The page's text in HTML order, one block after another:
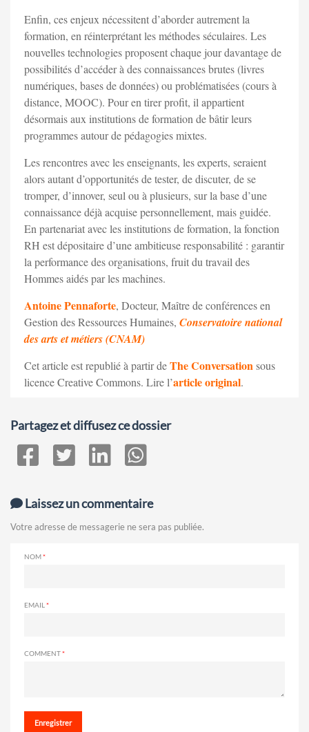
Enfin, ces enjeux nécessitent d’aborder autrement la
formation, en réinterprétant les méthodes séculaires. Les
nouvelles technologies proposent chaque jour davantage de
possibilités d’accéder à des connaissances brutes (livres
numériques, bases de données) ou problématisées (cours à
distance, MOOC). Pour en tirer profit, il appartient
désormais aux institutions de formation de bâtir leurs
programmes autour de pédagogies mixtes.
Les rencontres avec les enseignants, les experts, seraient
alors autant d’opportunités de tester, de discuter, de se
tromper, d’innover, seul ou à plusieurs, sur la base d’une
connaissance déjà acquise personnellement, mais guidée.
En partenariat avec les institutions de formation, la fonction
RH est dépositaire d’une ambitieuse responsabilité : garantir
la performance des organisations, fruit du travail des
Hommes aidés par les machines.
Antoine Pennaforte, Docteur, Maître de conférences en
Gestion des Ressources Humaines, Conservatoire national
des arts et métiers (CNAM)
Cet article est republié à partir deThe Conversationsous
licence Creative Commons. Lire l’article original.
Partagez et diffusez ce dossier
Laissez un commentaire
Votre adresse de messagerie ne sera pas publiée.
NOM
EMAIL
COMMENT
Enregistrer